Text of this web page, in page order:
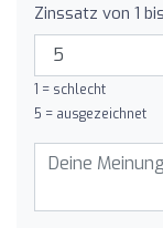
Zinssatz von 1
1 = schlecht
5 = ausgezeichnet